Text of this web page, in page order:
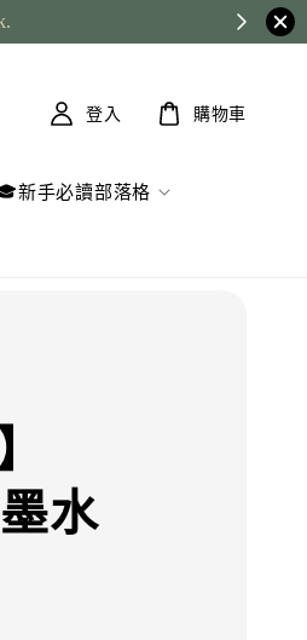
新手必讀部落格
登入 購物車
水